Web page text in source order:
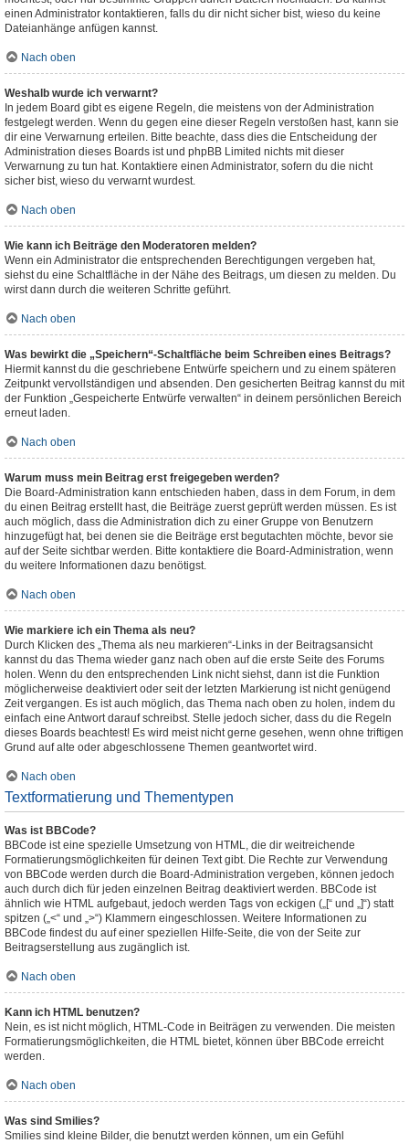
einen Administrator kontaktieren, falls du dir nicht sicher bist, wieso du keine
Dateianhänge anfügen kannst.
Nach oben
Weshalb wurde ich verwarnt?
In jedem Board gibt es eigene Regeln, die meistens von der Administration
festgelegt werden. Wenn du gegen eine dieser Regeln verstoßen hast, kann sie
dir eine Verwarnung erteilen. Bitte beachte, dass dies die Entscheidung der
Administration dieses Boards ist und phpBB Limited nichts mit dieser
Verwarnung zu tun hat. Kontaktiere einen Administrator, sofern du die nicht
sicher bist, wieso du verwarnt wurdest.
Nach oben
Wie kann ich Beiträge den Moderatoren melden?
Wenn ein Administrator die entsprechenden Berechtigungen vergeben hat,
siehst du eine Schaltfläche in der Nähe des Beitrags, um diesen zu melden. Du
wirst dann durch die weiteren Schritte geführt.
Nach oben
Was bewirkt die „Speichern“-Schaltfläche beim Schreiben eines Beitrags?
Hiermit kannst du die geschriebene Entwürfe speichern und zu einem späteren
Zeitpunkt vervollständigen und absenden. Den gesicherten Beitrag kannst du mit
der Funktion „Gespeicherte Entwürfe verwalten“ in deinem persönlichen Bereich
erneut laden.
Nach oben
Warum muss mein Beitrag erst freigegeben werden?
Die Board-Administration kann entschieden haben, dass in dem Forum, in dem
du einen Beitrag erstellt hast, die Beiträge zuerst geprüft werden müssen. Es ist
auch möglich, dass die Administration dich zu einer Gruppe von Benutzern
hinzugefügt hat, bei denen sie die Beiträge erst begutachten möchte, bevor sie
auf der Seite sichtbar werden. Bitte kontaktiere die Board-Administration, wenn
du weitere Informationen dazu benötigst.
Nach oben
Wie markiere ich ein Thema als neu?
Durch Klicken des „Thema als neu markieren“-Links in der Beitragsansicht
kannst du das Thema wieder ganz nach oben auf die erste Seite des Forums
holen. Wenn du den entsprechenden Link nicht siehst, dann ist die Funktion
möglicherweise deaktiviert oder seit der letzten Markierung ist nicht genügend
Zeit vergangen. Es ist auch möglich, das Thema nach oben zu holen, indem du
einfach eine Antwort darauf schreibst. Stelle jedoch sicher, dass du die Regeln
dieses Boards beachtest! Es wird meist nicht gerne gesehen, wenn ohne triftigen
Grund auf alte oder abgeschlossene Themen geantwortet wird.
Nach oben
Textformatierung und Thementypen
Was ist BBCode?
BBCode ist eine spezielle Umsetzung von HTML, die dir weitreichende
Formatierungsmöglichkeiten für deinen Text gibt. Die Rechte zur Verwendung
von BBCode werden durch die Board-Administration vergeben, können jedoch
auch durch dich für jeden einzelnen Beitrag deaktiviert werden. BBCode ist
ähnlich wie HTML aufgebaut, jedoch werden Tags von eckigen („[“ und „]“) statt
spitzen („<“ und „>“) Klammern eingeschlossen. Weitere Informationen zu
BBCode findest du auf einer speziellen Hilfe-Seite, die von der Seite zur
Beitragserstellung aus zugänglich ist.
Nach oben
Kann ich HTML benutzen?
Nein, es ist nicht möglich, HTML-Code in Beiträgen zu verwenden. Die meisten
Formatierungsmöglichkeiten, die HTML bietet, können über BBCode erreicht
werden.
Nach oben
Was sind Smilies?
Smilies sind kleine Bilder, die benutzt werden können, um ein Gefühl